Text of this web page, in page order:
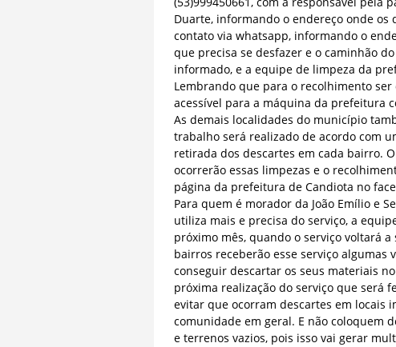
Duarte, informando o endereço onde os
contato via whatsapp, informando o
que precisa se desfazer e o caminhão
informado, e a equipe de limpeza da
Lembrando que para o recolhimento
acessível para a máquina da prefeitura
As demais localidades do município
trabalho será realizado de acordo com
retirada dos descartes em cada bairro.
ocorrerão essas limpezas e o
página da prefeitura de Candiota no
Para quem é morador da João Emílio e
utiliza mais e precisa do serviço, a
próximo mês, quando o serviço voltará
bairros receberão esse serviço algumas
conseguir descartar os seus materiais
próxima realização do serviço que será
evitar que ocorram descartes em locais
comunidade em geral. E não coloquem
e terrenos vazios, pois isso vai gerar